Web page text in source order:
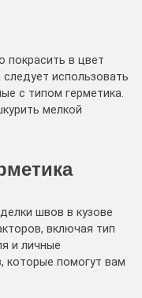
покрасить в цвет
использовать
с типом герметика․
мелкой
швов в кузове
включая тип
и личные
которые помогут вам